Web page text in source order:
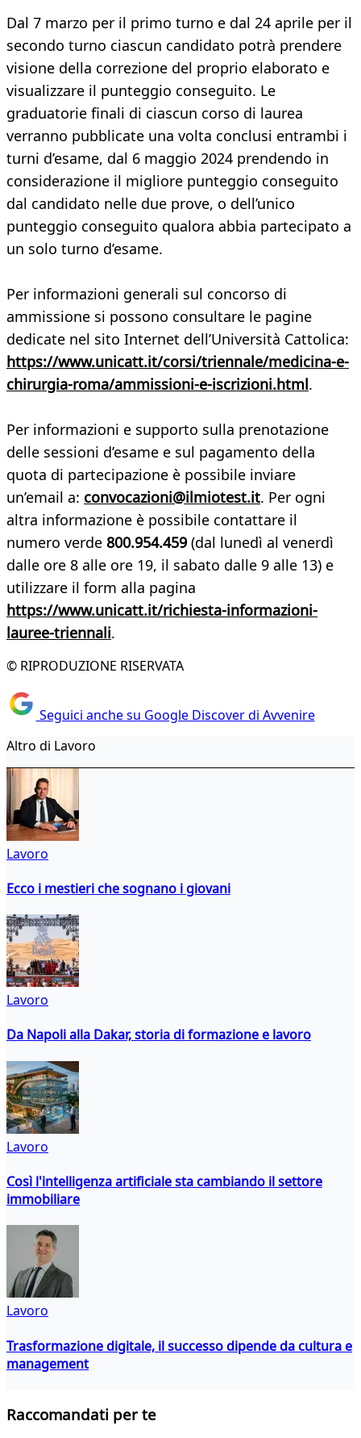
Dal 7 marzo per il primo turno e dal 24 aprile per il
secondo turno ciascun candidato potrà prendere
visione della correzione del proprio elaborato e
visualizzare il punteggio conseguito. Le
graduatorie finali di ciascun corso di laurea
verranno pubblicate una volta conclusi entrambi i
turni d’esame, dal 6 maggio 2024 prendendo in
considerazione il migliore punteggio conseguito
dal candidato nelle due prove, o dell’unico
punteggio conseguito qualora abbia partecipato a
un solo turno d’esame.
Per informazioni generali sul concorso di
ammissione si possono consultare le pagine
dedicate nel sito Internet dell’Università Cattolica:
https://www.unicatt.it/corsi/triennale/medicina-e-
chirurgia-roma/ammissioni-e-iscrizioni.html.
Per informazioni e supporto sulla prenotazione
delle sessioni d’esame e sul pagamento della
quota di partecipazione è possibile inviare
un’email a: convocazioni@ilmiotest.it. Per ogni
altra informazione è possibile contattare il
numero verde 800.954.459 (dal lunedì al venerdì
dalle ore 8 alle ore 19, il sabato dalle 9 alle 13) e
utilizzare il form alla pagina
https://www.unicatt.it/richiesta-informazioni-
lauree-triennali.
© RIPRODUZIONE RISERVATA
Seguici anche su Google Discover di Avvenire
Altro di Lavoro
Lavoro
Ecco i mestieri che sognano i giovani
Lavoro
Da Napoli alla Dakar, storia di formazione e lavoro
Lavoro
Così l'intelligenza artificiale sta cambiando il settore
immobiliare
Lavoro
Trasformazione digitale, il successo dipende da cultura e
management
Raccomandati per te